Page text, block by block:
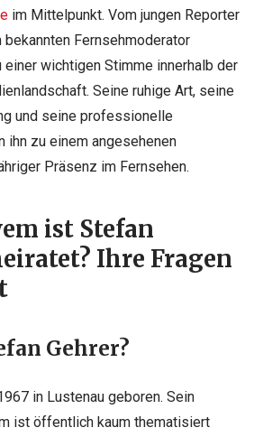
im Mittelpunkt. Vom jungen Reporter
Fernsehmoderator
wichtigen Stimme innerhalb der
Seine ruhige Art, seine
und seine professionelle
ihn zu einem angesehenen
Präsenz im Fernsehen.
ist Stefan
Ihre Fragen
Gehrer?
in Lustenau geboren. Sein
ist öffentlich kaum thematisiert